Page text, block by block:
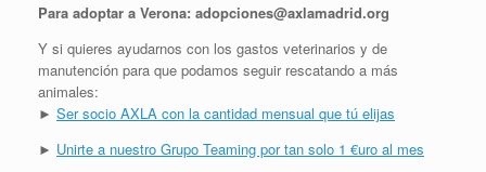
Para adoptar a Verona: adopciones@axlamadrid.org
Y si quieres ayudarnos con los gastos veterinarios y de
manutención para que podamos seguir rescatando a más
animales:
► Ser socio AXLA con la cantidad mensual que tú elijas
► Unirte a nuestro Grupo Teaming por tan solo 1 €uro al mes